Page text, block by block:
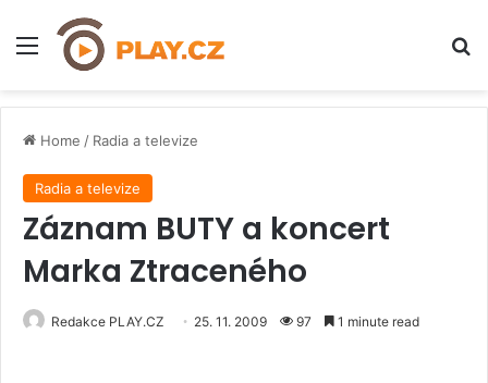
Menu
Home / Radia a televize
Radia a televize
Záznam BUTY a koncert
Marka Ztraceného
Redakce PLAY.CZ 25. 11. 2009 97 1 minute read